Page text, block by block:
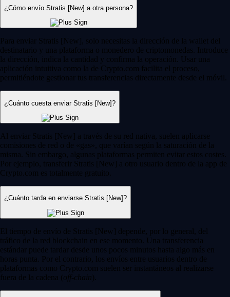
¿Cómo envío Stratis [New] a otra persona?
Para enviar Stratis [New], solo necesitas la dirección de la wallet del
destinatario y una plataforma o monedero de criptomonedas. Introduce
la dirección, indica la cantidad y confirma la operación. Usar una
aplicación intuitiva como la de Crypto.com facilita el proceso,
permitiéndote gestionar tus transferencias directamente desde el móvil.
¿Cuánto cuesta enviar Stratis [New]?
Al enviar Stratis [New] a través de su red nativa, suelen aplicarse
comisiones de red o de «gas», que varían según la saturación de la
misma. Sin embargo, algunas plataformas permiten evitar estos costes.
Por ejemplo, transferir Stratis [New] a otro usuario dentro de la app de
Crypto.com es totalmente gratuito.
¿Cuánto tarda en enviarse Stratis [New]?
El tiempo de envío de Stratis [New] depende, por lo general, del
tráfico de la red blockchain en ese momento. Una transferencia
estándar puede tardar desde unos pocos minutos hasta algo más en
horas punta. Por el contrario, los envíos entre usuarios dentro de
plataformas como Crypto.com suelen ser instantáneos al realizarse
fuera de la cadena (off-chain ).